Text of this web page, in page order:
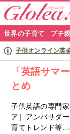
グ
ロ
ア
ナ
世界の子育て プチ
子供オンライン英
「英語サマ
とめ
子供英語の専門
ア］アンバサダ
育てトレンド等